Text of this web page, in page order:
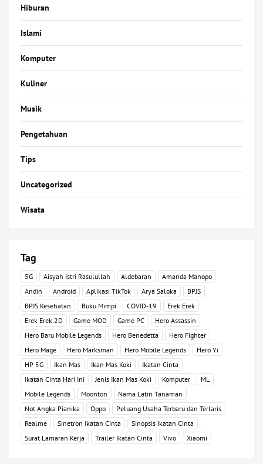
Hiburan
Islami
Komputer
Kuliner
Musik
Pengetahuan
Tips
Uncategorized
Wisata
Tag
5G Aisyah Istri Rasulullah Aldebaran
Amanda Manopo
Andin
Android Aplikasi TikTok Arya Saloka
BPJS
BPJS Kesehatan
Buku Mimpi COVID-19
Erek Erek
Erek Erek 2D
Game MOD Game PC
Hero Assassin
Hero Baru Mobile Legends
Hero Benedetta
Hero Fighter
Hero Mage
Hero Marksman Hero Mobile Legends
Hero Yi
HP 5G
Ikan Mas Ikan Mas Koki
Ikatan Cinta
Ikatan Cinta Hari Ini
Jenis Ikan Mas Koki Komputer
ML
Mobile Legends
Moonton
Nama Latin Tanaman
Not Angka Pianika
Oppo
Peluang Usaha Terbaru dan Terlaris
Realme
Sinetron Ikatan Cinta
Sinopsis Ikatan Cinta
Surat Lamaran Kerja
Trailer Ikatan Cinta Vivo Xiaomi